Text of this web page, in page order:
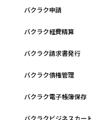
バクラク申請
バクラク経費精算
バクラク請求書発行
バクラク債権管理
バクラク電子帳簿保存